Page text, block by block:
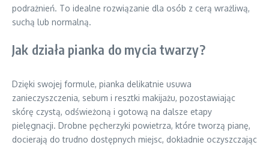
podrażnień. To idealne rozwiązanie dla osób z cerą wrażliwą,
suchą lub normalną.
Jak działa pianka do mycia twarzy?
Dzięki swojej formule, pianka delikatnie usuwa
zanieczyszczenia, sebum i resztki makijażu, pozostawiając
skórę czystą, odświeżoną i gotową na dalsze etapy
pielęgnacji. Drobne pęcherzyki powietrza, które tworzą pianę,
docierają do trudno dostępnych miejsc, dokładnie oczyszczając